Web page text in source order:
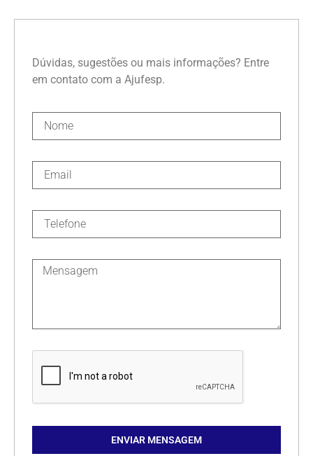
Dúvidas, sugestões ou mais informações? Entre
em contato com a Ajufesp.
ENVIAR MENSAGEM